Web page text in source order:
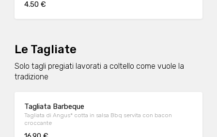
4.50 €
Le Tagliate
Solo tagli pregiati lavorati a coltello come vuole la
tradizione
Tagliata Barbeque
Tagliata di Angus* cotta in salsa Bbq servita con bacon
croccante